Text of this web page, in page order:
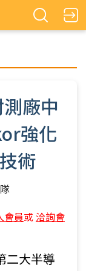
廠中
強化
術
會員或 洽詢會
二大半導